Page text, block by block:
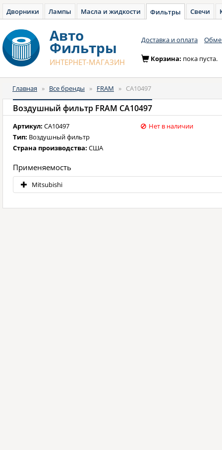
Дворники Лампы Масла и жидкости Фильтры Свечи
Авто
Фильтры
ИНТЕРНЕТ-МАГАЗИН
Доставка и оплата
Корзина: пока пуста.
Главная » Все бренды » FRAM » CA10497
Воздушный фильтр FRAM CA10497
Артикул: CA10497
Тип: Воздушный фильтр
Страна производства: США
Нет в наличии
Применяемость
Mitsubishi